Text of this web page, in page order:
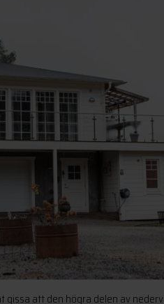
gissa att den högra delen av